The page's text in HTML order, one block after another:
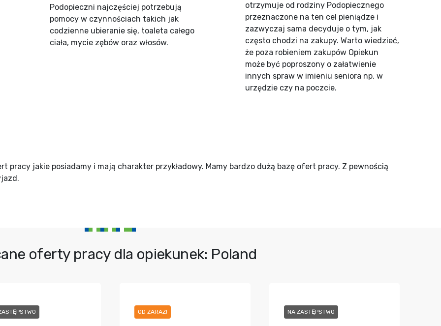
Podopieczni najczęściej potrzebują
pomocy w czynnościach takich jak
codzienne ubieranie się, toaleta całego
ciała, mycie zębów oraz włosów.
otrzymuje od rodziny Podopiecznego
przeznaczone na ten cel pieniądze i
zazwyczaj sama decyduje o tym, jak
często chodzi na zakupy. Warto wiedzieć,
że poza robieniem zakupów Opiekun
może być poproszony o załatwienie
innych spraw w imieniu seniora np. w
urzędzie czy na poczcie.
pracy jakie posiadamy i mają charakter przykładowy. Mamy bardzo dużą bazę ofert pracy. Z pewnością
oferty pracy dla opiekunek: Poland
OD ZARAZ! NA ZASTĘPSTWO